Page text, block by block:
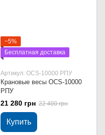
−5%
Бесплатная доставка
Артикул: OCS-10000 РПУ
Крановые весы OCS-10000
РПУ
21 280 грн 22 400 грн
Купить